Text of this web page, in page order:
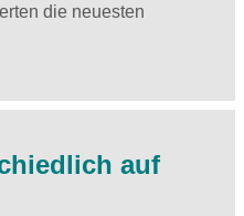
die neuesten
auf